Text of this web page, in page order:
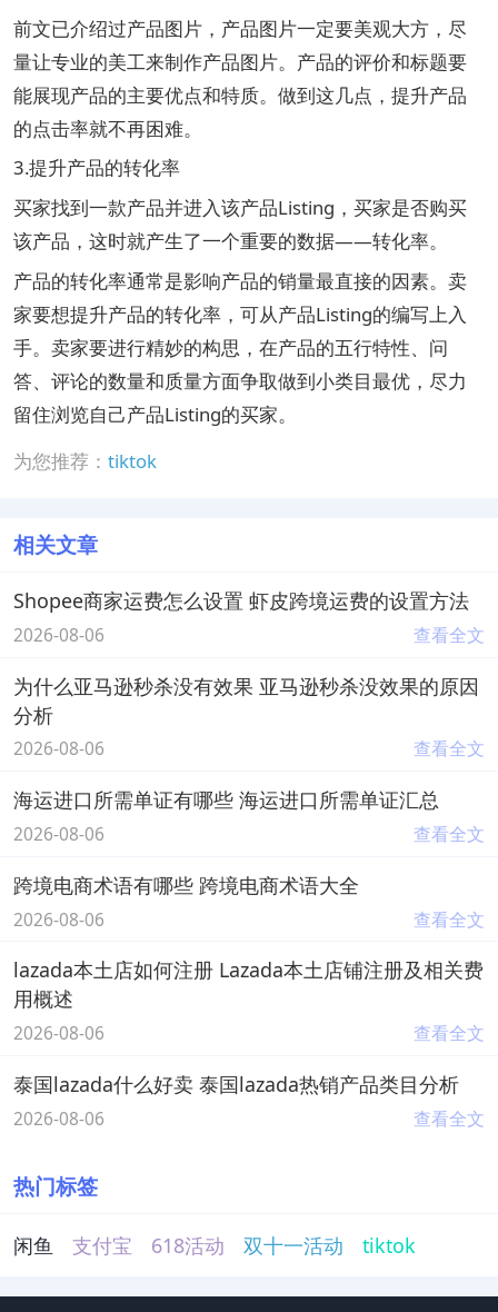
前文已介绍过产品图片，产品图片一定要美观大方，尽
量让专业的美工来制作产品图片。产品的评价和标题要
能展现产品的主要优点和特质。做到这几点，提升产品
的点击率就不再困难。
3.提升产品的转化率
买家找到一款产品并进入该产品Listing，买家是否购买
该产品，这时就产生了一个重要的数据——转化率。
产品的转化率通常是影响产品的销量最直接的因素。卖
家要想提升产品的转化率，可从产品Listing的编写上入
手。卖家要进行精妙的构思，在产品的五行特性、问
答、评论的数量和质量方面争取做到小类目最优，尽力
留住浏览自己产品Listing的买家。
为您推荐： tiktok
相关文章
Shopee商家运费怎么设置 虾皮跨境运费的设置方法
2026-08-06 查看全文
为什么亚马逊秒杀没有效果 亚马逊秒杀没效果的原因
分析
2026-08-06 查看全文
海运进口所需单证有哪些 海运进口所需单证汇总
2026-08-06 查看全文
跨境电商术语有哪些 跨境电商术语大全
2026-08-06 查看全文
lazada本土店如何注册 Lazada本土店铺注册及相关费
用概述
2026-08-06 查看全文
泰国lazada什么好卖 泰国lazada热销产品类目分析
2026-08-06 查看全文
热门标签
闲鱼 支付宝 618活动 双十一活动 tiktok